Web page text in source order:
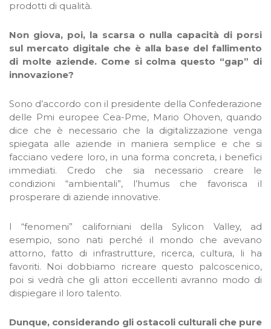
prodotti di qualità.
Non giova, poi, la scarsa o nulla capacità di porsi
sul mercato digitale che è alla base del fallimento
di molte aziende. Come si colma questo “gap” di
innovazione?
Sono d’accordo con il presidente della Confederazione
delle Pmi europee Cea-Pme, Mario Ohoven, quando
dice che è necessario che la digitalizzazione venga
spiegata alle aziende in maniera semplice e che si
facciano vedere loro, in una forma concreta, i benefici
immediati. Credo che sia necessario creare le
condizioni “ambientali”, l’humus che favorisca il
prosperare di aziende innovative.
I “fenomeni” californiani della Sylicon Valley, ad
esempio, sono nati perché il mondo che avevano
attorno, fatto di infrastrutture, ricerca, cultura, li ha
favoriti. Noi dobbiamo ricreare questo palcoscenico,
poi si vedrà che gli attori eccellenti avranno modo di
dispiegare il loro talento.
Dunque, considerando gli ostacoli culturali che pure